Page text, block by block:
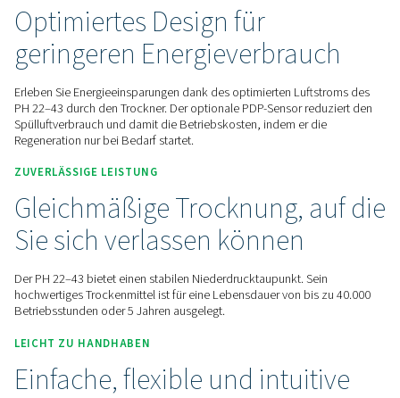
Startseite Druckluftaufbereitung
Drucklufttrockner
Adsorptionstrockner
PH 22–43
ENERGIESPAREND
Optimiertes Design für
geringeren
Erleben Sie Energieeinsparungen dank des optimierten
Spülluftverbrauch und damit die Betriebskosten, indem er